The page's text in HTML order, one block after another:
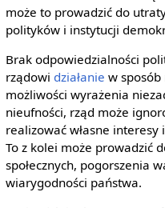
może to prowadzić do
polityków i instytucji
Brak odpowiedzialności
rządowi działanie w sposób
możliwości wyrażenia
nieufności, rząd może
realizować własne interesy
To z kolei może prowadzić
społecznych, pogorszenia
wiarygodności państwa.